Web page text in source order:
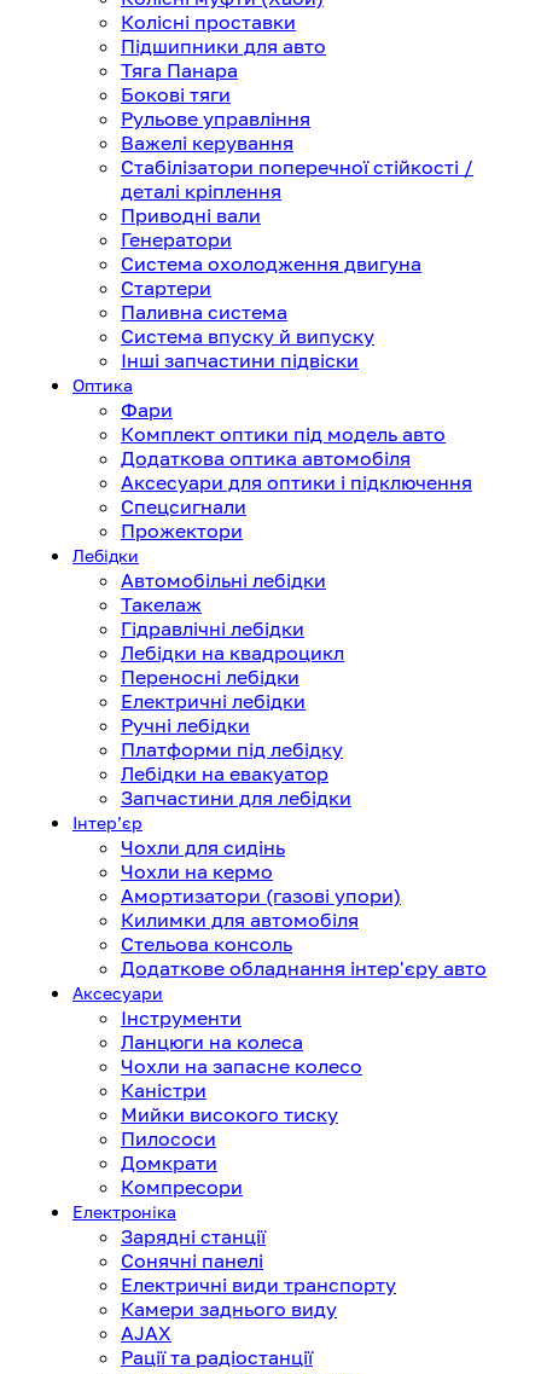
Колісні проставки
Підшипники для авто
Тяга Панара
Бокові тяги
Рульове управління
Важелі керування
Стабілізатори поперечної стійкості /
деталі кріплення
Приводні вали
Генератори
Система охолодження двигуна
Стартери
Паливна система
Система впуску й випуску
Інші запчастини підвіски
Оптика
Фари
Комплект оптики під модель авто
Додаткова оптика автомобіля
Аксесуари для оптики і підключення
Спецсигнали
Прожектори
Лебідки
Автомобільні лебідки
Такелаж
Гідравлічні лебідки
Лебідки на квадроцикл
Переносні лебідки
Електричні лебідки
Ручні лебідки
Платформи під лебідку
Лебідки на евакуатор
Запчастини для лебідки
Інтерʼєр
Чохли для сидінь
Чохли на кермо
Амортизатори (газові упори)
Килимки для автомобіля
Стельова консоль
Додаткове обладнання інтер'єру авто
Аксесуари
Інструменти
Ланцюги на колеса
Чохли на запасне колесо
Каністри
Мийки високого тиску
Пилососи
Домкрати
Компресори
Електроніка
Зарядні станції
Сонячні панелі
Електричні види транспорту
Камери заднього виду
AJAX
Рації та радіостанції